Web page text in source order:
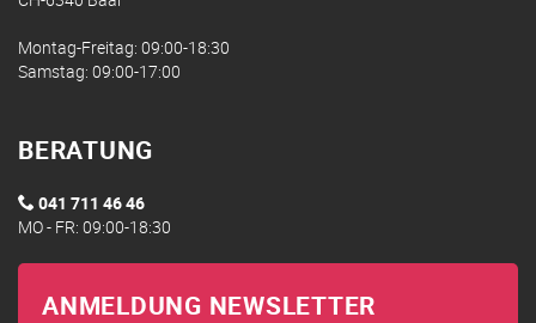
Montag-Freitag: 09:00-18:30
Samstag: 09:00-17:00
BERATUNG
041 711 46 46
MO - FR: 09:00-18:30
ANMELDUNG NEWSLETTER